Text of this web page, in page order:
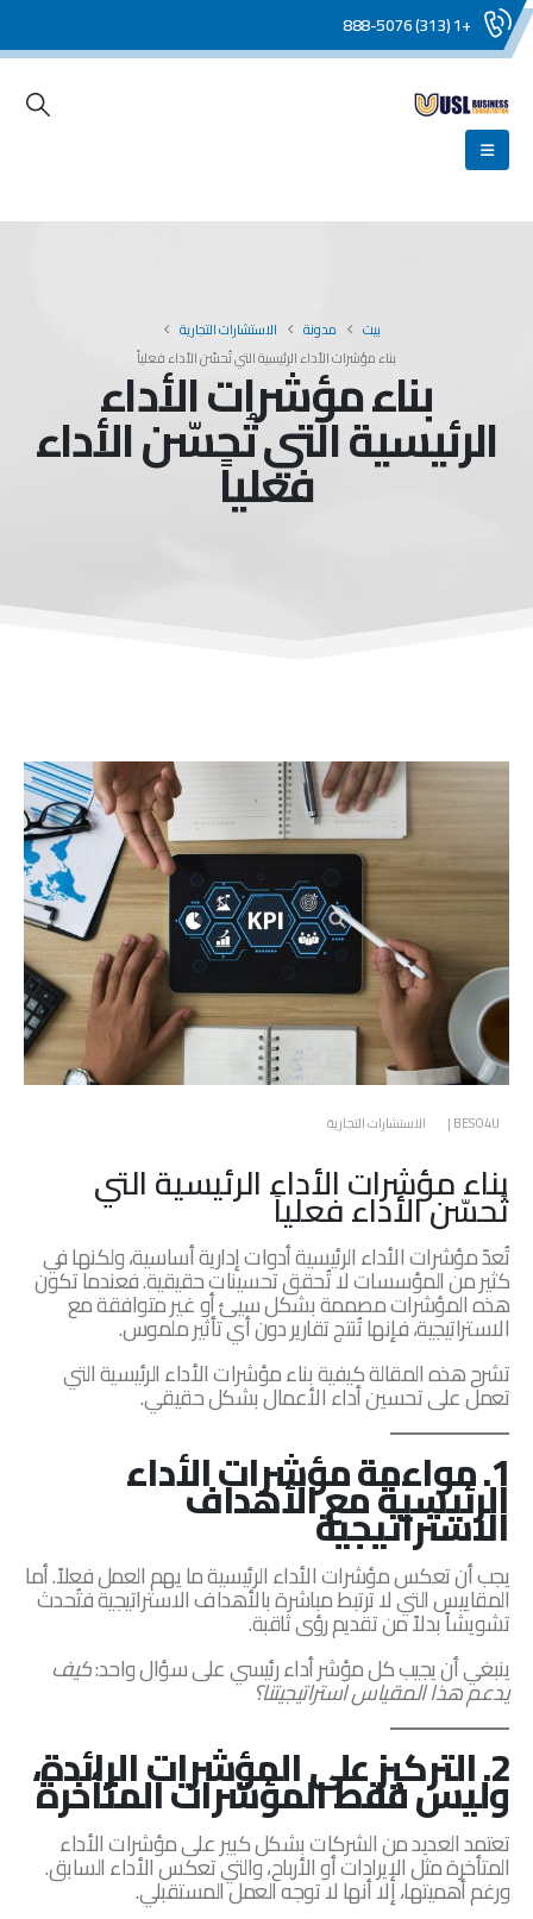
+1 (313) 888-5076
بيت مدونة
الاستشارات التجارية
بناء مؤشرات الأداء الرئيسية التي تُحسّن الأداء فعلياً
بناء مؤشرات الأداء
الرئيسية التي تُحسّن الأداء
فعلياً
BESO4U الاستشارات التجارية
بناء مؤشرات الأداء الرئيسية التي
تُحسّن الأداء فعلياً
تُعدّ مؤشرات الأداء الرئيسية أدوات إدارية أساسية، ولكنها في
كثير من المؤسسات لا تُحقق تحسينات حقيقية. فعندما تكون
هذه المؤشرات مصممة بشكل سيئ أو غير متوافقة مع
الاستراتيجية، فإنها تُنتج تقارير دون أي تأثير ملموس.
تشرح هذه المقالة كيفية بناء مؤشرات الأداء الرئيسية التي
تعمل على تحسين أداء الأعمال بشكل حقيقي.
1. مواءمة مؤشرات الأداء
الرئيسية مع الأهداف
الاستراتيجية
يجب أن تعكس مؤشرات الأداء الرئيسية ما يهم العمل فعلاً. أما
المقاييس التي لا ترتبط مباشرة بالأهداف الاستراتيجية فتُحدث
تشويشاً بدلاً من تقديم رؤى ثاقبة.
ينبغي أن يجيب كل مؤشر أداء رئيسي على سؤال واحد:كيف
يدعم هذا المقياس استراتيجيتنا؟
2. التركيز على المؤشرات الرائدة،
وليس فقط المؤشرات المتأخرة
تعتمد العديد من الشركات بشكل كبير على مؤشرات الأداء
المتأخرة مثل الإيرادات أو الأرباح، والتي تعكس الأداء السابق.
ورغم أهميتها، إلا أنها لا توجه العمل المستقبلي.